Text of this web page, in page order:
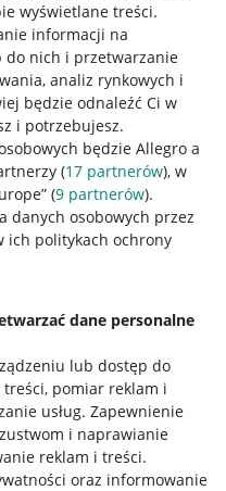
wyświetlane treści.
informacji na
do nich i przetwarzanie
analiz rynkowych i
będzie odnaleźć Ci w
i potrzebujesz.
będzie Allegro a
(17 partnerów), w
(9 partnerów).
danych osobowych przez
ich politykach ochrony
dane personalne
lub dostęp do
pomiar reklam i
usług. Zapewnienie
i naprawianie
reklam i treści.
oraz informowanie